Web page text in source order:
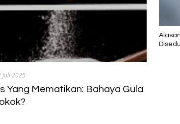
Juli 2025
Yang Mematikan: Bahaya Gula